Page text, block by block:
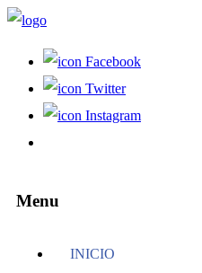
Facebook
Twitter
Instagram
Menu
INICIO